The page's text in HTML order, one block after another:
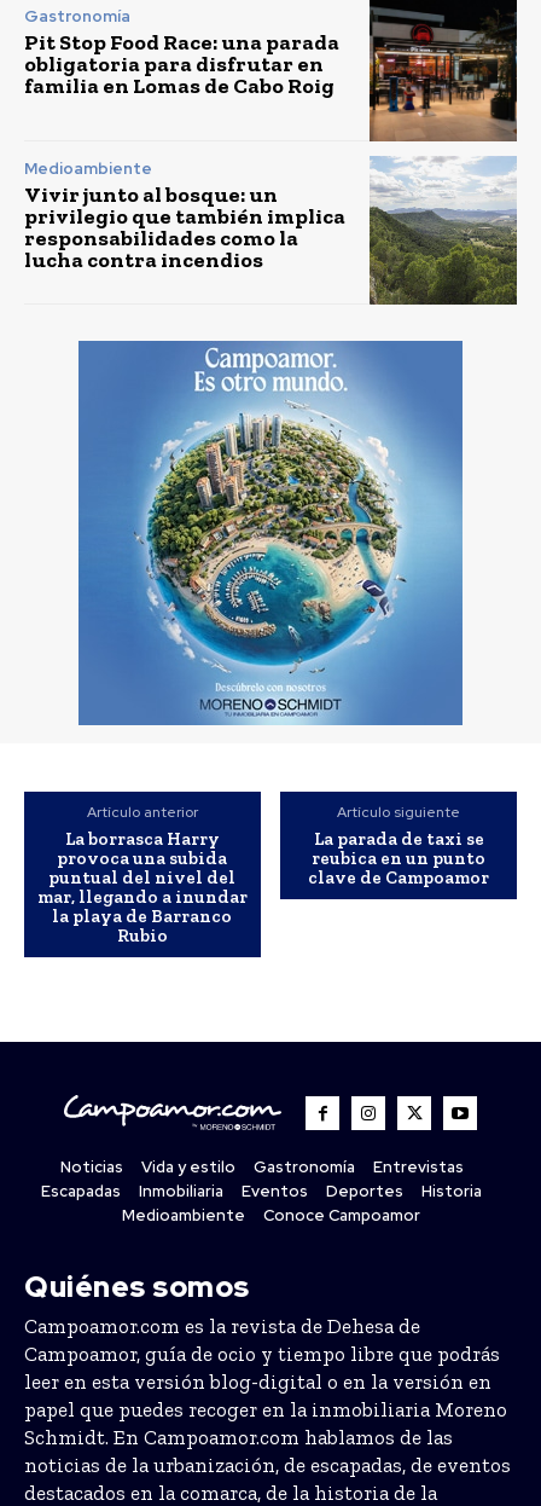
Gastronomía
Pit Stop Food Race: una parada
obligatoria para disfrutar en
familia en Lomas de Cabo Roig
Medioambiente
Vivir junto al bosque: un
privilegio que también implica
responsabilidades como la
lucha contra incendios
Artículo anterior
La borrasca Harry
provoca una subida
puntual del nivel del
mar, llegando a inundar
la playa de Barranco
Rubio
Artículo siguiente
La parada de taxi se
reubica en un punto
clave de Campoamor
Noticias Vida y estilo Gastronomía
Entrevistas
Escapadas
Inmobiliaria Eventos Deportes
Historia
Medioambiente
Conoce Campoamor
Quiénes somos
Campoamor.com es la revista de Dehesa de
Campoamor, guía de ocio y tiempo libre que podrás
leer en esta versión blog-digital o en la versión en
papel que puedes recoger en la inmobiliaria Moreno
Schmidt. En Campoamor.com hablamos de las
noticias de la urbanización, de escapadas, de eventos
destacados en la comarca, de la historia de la